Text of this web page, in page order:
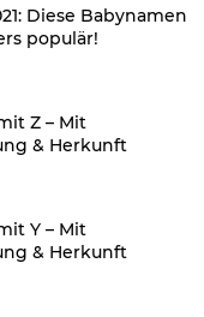
Diese Babynamen
populär!
Z – Mit
& Herkunft
Y – Mit
& Herkunft